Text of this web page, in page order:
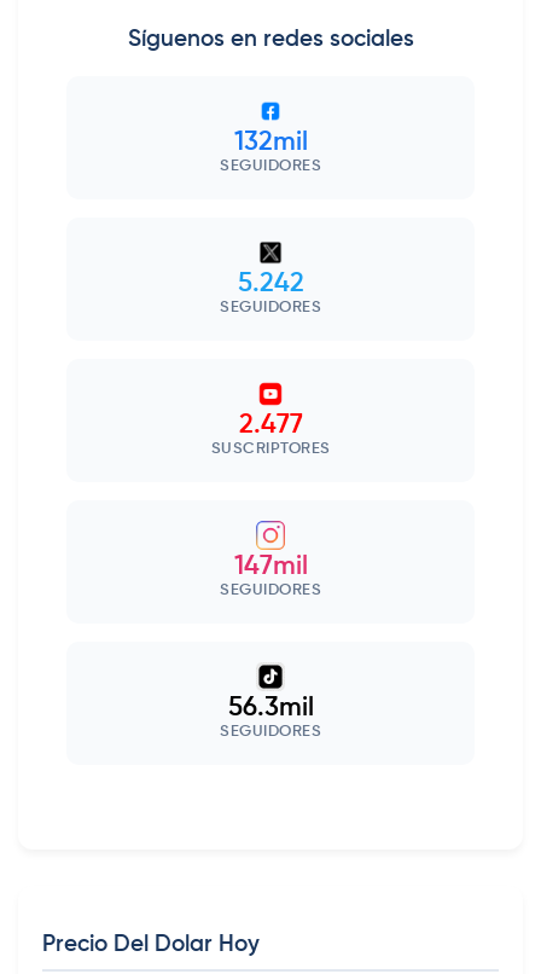
Síguenos en redes sociales
132mil
SEGUIDORES
5.242
SEGUIDORES
2.477
SUSCRIPTORES
147mil
SEGUIDORES
56.3mil
SEGUIDORES
Precio Del Dolar Hoy